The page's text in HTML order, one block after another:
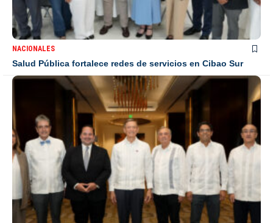
NACIONALES
Salud Pública fortalece redes de servicios en Cibao Sur